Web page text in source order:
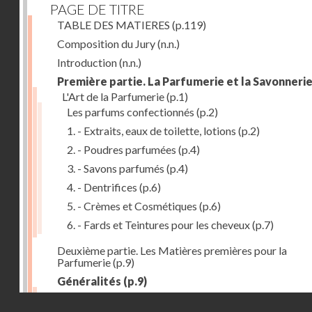
PAGE DE TITRE
TABLE DES MATIERES (p.119)
Composition du Jury(n.n.)
Introduction(n.n.)
Première partie. La Parfumerie et la Savonnerie
L'Art de la Parfumerie(p.1)
Les parfums confectionnés (p.2)
1. - Extraits, eaux de toilette, lotions (p.2)
2. - Poudres parfumées (p.4)
3. - Savons parfumés (p.4)
4. - Dentrifices (p.6)
5. - Crèmes et Cosmétiques (p.6)
6. - Fards et Teintures pour les cheveux(p.7)
Deuxième partie. Les Matières premières pour la
Parfumerie(p.9)
Généralités (p.9)
Les parfums naturels(p.10)